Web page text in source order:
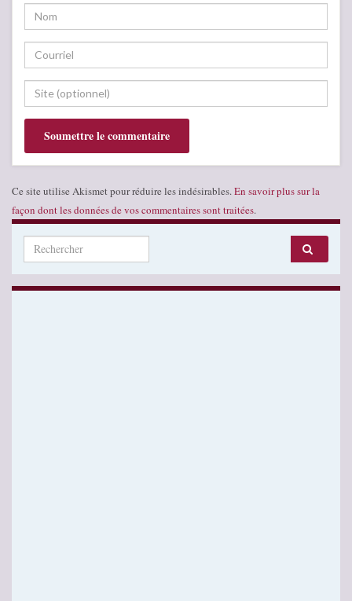
Ce site utilise Akismet pour réduire les indésirables. En savoir plus sur la
façon dont les données de vos commentaires sont traitées.
Search for: